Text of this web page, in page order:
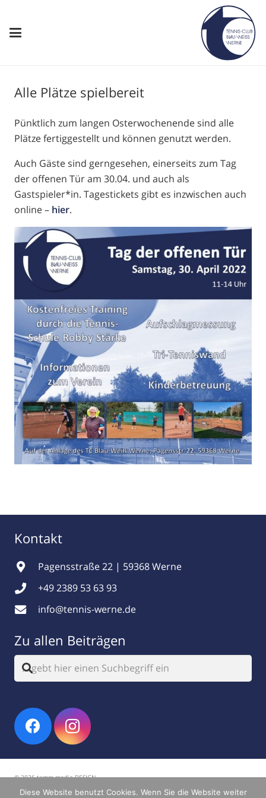
Alle Plätze spielbereit
Pünktlich zum langen Osterwochenende sind alle
Plätze fertiggestellt und können genutzt werden.
Auch Gäste sind gerngesehen, einerseits zum Tag
der offenen Tür am 30.04. und auch als
Gastspieler*in. Tagestickets gibt es inzwischen auch
online – hier.
Kontakt
Pagensstraße 22 | 59368 Werne
+49 2389 53 63 93
info@tennis-werne.de
Zu allen Beiträgen
© 2026 tamm.media DESIGN
Diese Website benutzt Cookies. Wenn Sie die Website weiter